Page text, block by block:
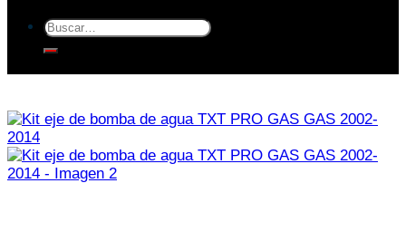
Buscar
por: